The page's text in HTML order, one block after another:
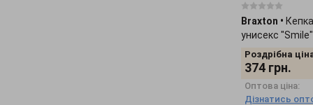
Braxton •
унисекс
Роздрібна
374 грн.
Оптова ціна:
Дізнатись